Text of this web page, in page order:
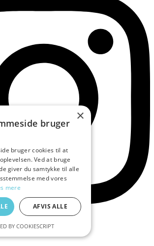
Erhvervsråd 2026
×
bruger
bruger cookies til at
Ved at bruge
giver du samtykke til alle
med vores
mere
AFVIS ALLE
BY COOKIESCRIPT